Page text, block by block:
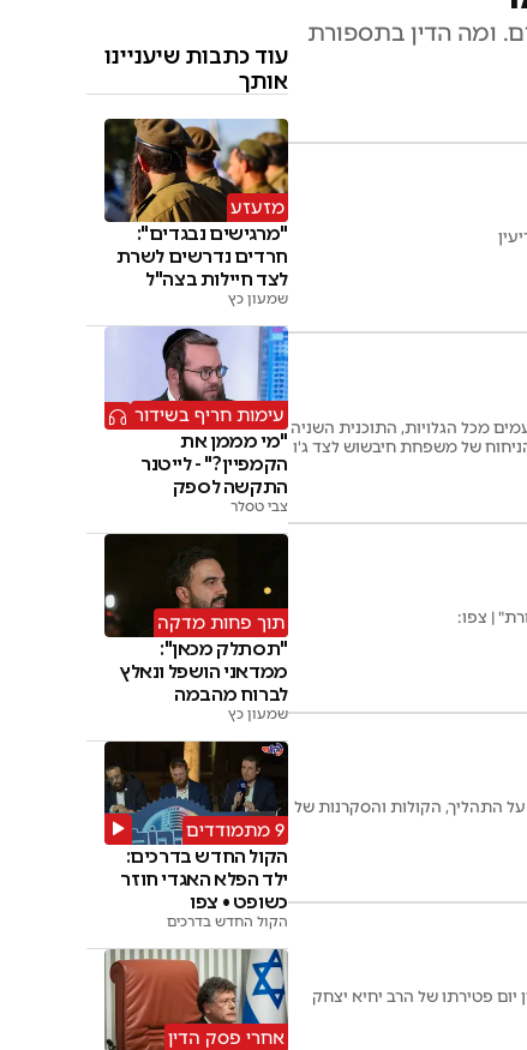
ומה הדין בתספורת
מכל הגלויות, התוכנית השניה
של משפחת חיבשוש לצד ג'ו
| צפו:
התהליך, הקולות והסקרנות של
פטירתו של הרב יחיא יצחק
עוד כתבות שיעניינו
אותך
מזעזע
"מרגישים נבגדים":
חרדים נדרשים לשרת
לצד חיילות בצה"ל
שמעון כץ
עימות חריף בשידור
"מי מממן את
הקמפיין?" - לייטנר
התקשה לספק
תשובות
צבי טסלר
תוך פחות מדקה
"תסתלק מכאן":
ממדאני הושפל ונאלץ
לברוח מהבמה
שמעון כץ
9 מתמודדים
הקול החדש בדרכים:
ילד הפלא האגדי חוזר
כשופט • צפו
הקול החדש בדרכים
אחרי פסק הדין